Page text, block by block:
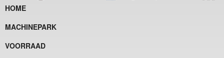
HOME
MACHINEPARK
VOORRAAD